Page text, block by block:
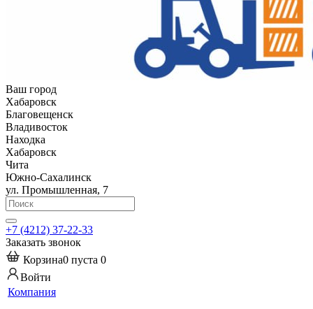
Ваш город
Хабаровск
Благовещенск
Владивосток
Находка
Хабаровск
Чита
Южно-Сахалинск
ул. Промышленная, 7
+7 (4212) 37-22-33
Заказать звонок
Корзина0 пуста 0
Войти
Компания